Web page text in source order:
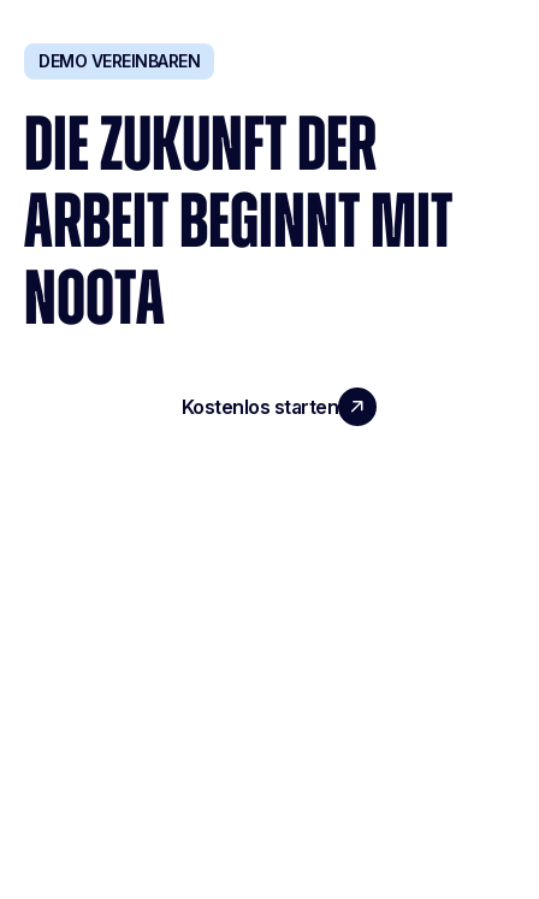
DEMO VEREINBAREN
DIE ZUKUNFT DER
ARBEIT BEGINNT MIT
NOOTA
Kostenlos starten